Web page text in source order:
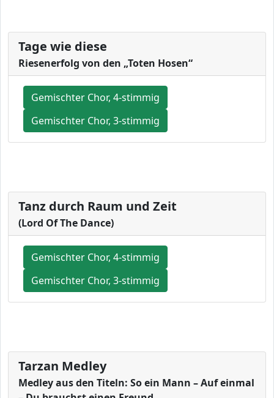
Tage wie diese
Riesenerfolg von den „Toten Hosen“
Gemischter Chor, 4-stimmig
Gemischter Chor, 3-stimmig
Tanz durch Raum und Zeit
(Lord Of The Dance)
Gemischter Chor, 4-stimmig
Gemischter Chor, 3-stimmig
Tarzan Medley
Medley aus den Titeln: So ein Mann – Auf einmal